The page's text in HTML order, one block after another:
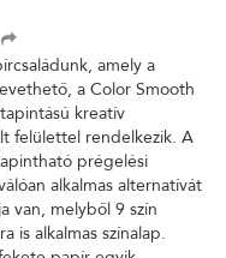
amely a
a Color Smooth
kreatív
felülettel rendelkezik. A
prégelési
alkalmas alternatívát
van, melyből 9 szín
is alkalmas színalap.